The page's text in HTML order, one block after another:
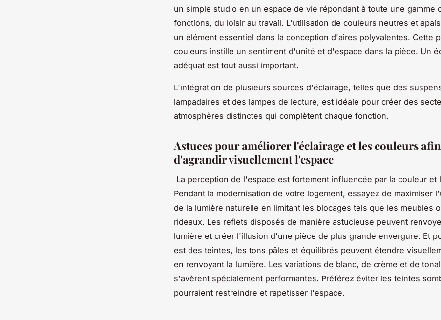
un simple studio en un espace de vie répondant à toute une gamme
fonctions, du loisir au travail. L'utilisation de couleurs neutres et
un élément essentiel dans la conception d'aires polyvalentes. Cette
couleurs instille un sentiment d'unité et d'espace dans la pièce. Un
adéquat est tout aussi important.
L'intégration de plusieurs sources d'éclairage, telles que des
lampadaires et des lampes de lecture, est idéale pour créer des
atmosphères distinctes qui complètent chaque fonction.
Astuces pour améliorer l'éclairage et les couleurs afin
d'agrandir visuellement l'espace
La perception de l'espace est fortement influencée par la couleur et
Pendant la modernisation de votre logement, essayez de maximiser
de la lumière naturelle en limitant les blocages tels que les meubles
rideaux. Les reflets disposés de manière astucieuse peuvent
lumière et créer l'illusion d'une pièce de plus grande envergure. Et
est des teintes, les tons pâles et équilibrés peuvent étendre
en renvoyant la lumière. Les variations de blanc, de crème et de
s'avèrent spécialement performantes. Préférez éviter les teintes
pourraient restreindre et rapetisser l'espace.